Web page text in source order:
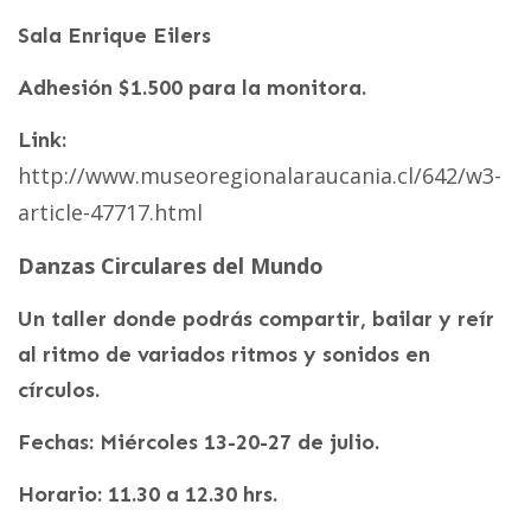
Sala Enrique Eilers
Adhesión $1.500 para la monitora.
Link:
http://www.museoregionalaraucania.cl/642/w3-
article-47717.html
Danzas Circulares del Mundo
Un taller donde podrás compartir, bailar y reír
al ritmo de variados ritmos y sonidos en
círculos.
Fechas: Miércoles 13-20-27 de julio.
Horario: 11.30 a 12.30 hrs.